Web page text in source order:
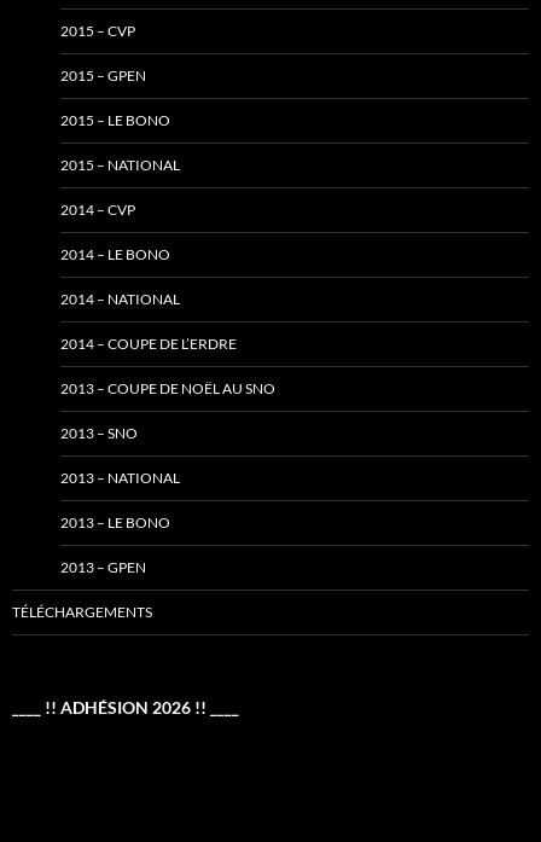
2015 – CVP
2015 – GPEN
2015 – LE BONO
2015 – NATIONAL
2014 – CVP
2014 – LE BONO
2014 – NATIONAL
2014 – COUPE DE L’ERDRE
2013 – COUPE DE NOËL AU SNO
2013 – SNO
2013 – NATIONAL
2013 – LE BONO
2013 – GPEN
TÉLÉCHARGEMENTS
____ !! ADHÉSION 2026 !! ____